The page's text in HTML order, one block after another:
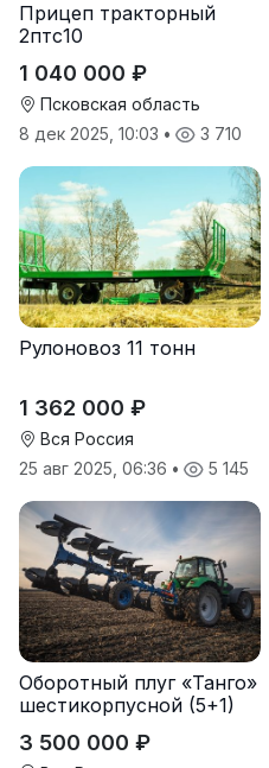
Прицеп тракторный
2птс10
1 040 000 ₽
Псковская область
8 дек 2025, 10:03 • 3 710
Рулоновоз 11 тонн
1 362 000 ₽
Вся Россия
25 авг 2025, 06:36 • 5 145
Оборотный плуг «Танго»
шестикорпусной (5+1)
3 500 000 ₽